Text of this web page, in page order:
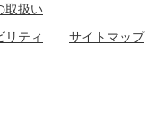
取扱い
リティ サイトマップ